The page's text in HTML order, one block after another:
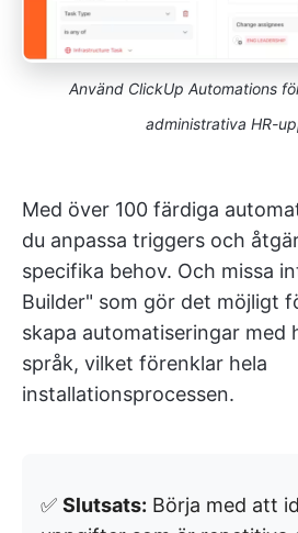
Använd ClickUp Automations
administrativa HR-
Med över 100 färdiga
du anpassa triggers och
specifika behov. Och missa
Builder" som gör det möjligt
skapa automatiseringar med
språk, vilket förenklar hela
installationsprocessen.
✅ Slutsats: Börja med att